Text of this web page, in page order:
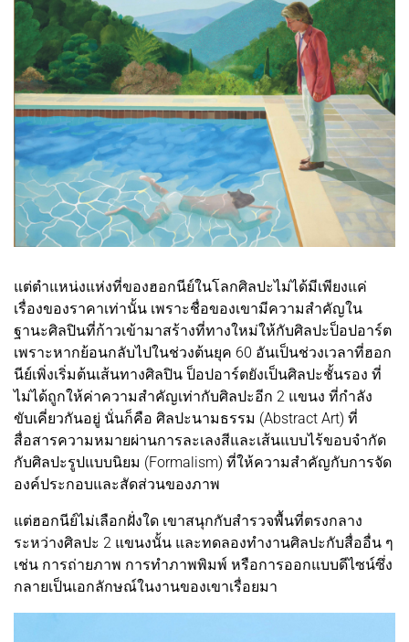
แต่ตำแหน่งแห่งที่ของฮอกนีย์ในโลกศิลปะไม่ได้มีเพียงแค่
เรื่องของราคาเท่านั้น เพราะชื่อของเขามีความสำคัญใน
ฐานะศิลปินที่ก้าวเข้ามาสร้างที่ทางใหม่ให้กับศิลปะป็อปอาร์ต
เพราะหากย้อนกลับไปในช่วงต้นยุค 60 อันเป็นช่วงเวลาที่ฮอก
นีย์เพิ่งเริ่มต้นเส้นทางศิลปิน ป็อปอาร์ตยังเป็นศิลปะชั้นรอง ที่
ไม่ได้ถูกให้ค่าความสำคัญเท่ากับศิลปะอีก 2 แขนง ที่กำลัง
ขับเคี่ยวกันอยู่ นั่นก็คือ ศิลปะนามธรรม (Abstract Art) ที่
สื่อสารความหมายผ่านการละเลงสีและเส้นแบบไร้ขอบจำกัด
กับศิลปะรูปแบบนิยม (Formalism) ที่ให้ความสำคัญกับการจัด
องค์ประกอบและสัดส่วนของภาพ
แต่ฮอกนีย์ไม่เลือกฝั่งใด เขาสนุกกับสำรวจพื้นที่ตรงกลาง
ระหว่างศิลปะ 2 แขนงนั้น และทดลองทำงานศิลปะกับสื่ออื่น ๆ
เช่น การถ่ายภาพ การทำภาพพิมพ์ หรือการออกแบบดีไซน์ซึ่ง
กลายเป็นเอกลักษณ์ในงานของเขาเรื่อยมา